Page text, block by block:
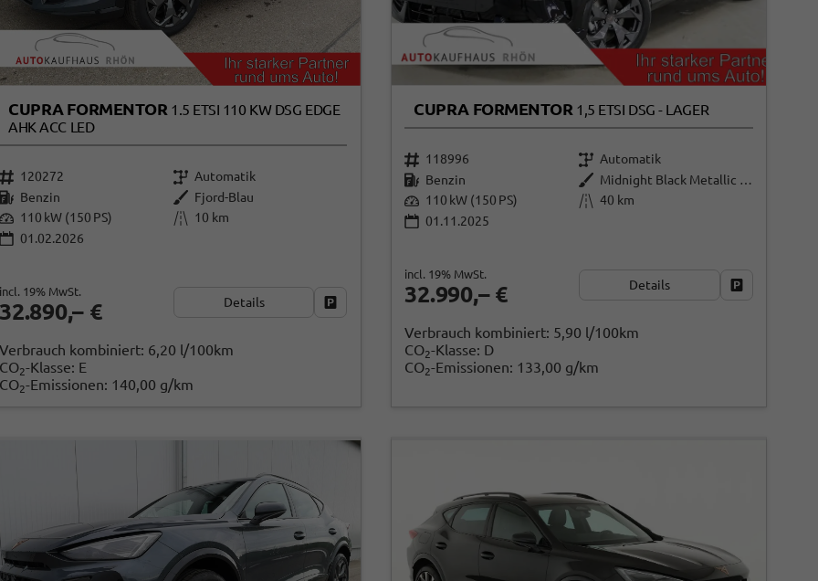
CUPRA FORMENTOR 1.5 ETSI 110 KW DSG EDGE
AHK ACC LED
120272
Automatik
Benzin
Fjord-Blau
110 kW (150 PS)
10 km
01.02.2026
32.890,– €
incl. 19% MwSt.
Details Fahrzeug parken
Verbrauch kombiniert: 6,20 l/100km
CO2-Klasse: E
CO2-Emissionen: 140,00 g/km
CUPRA FORMENTOR 1,5 ETSI DSG - LAGER
118996
Automatik
Benzin
Midnight Black Metallic (0E)
110 kW (150 PS)
40 km
01.11.2025
32.990,– €
incl. 19% MwSt.
Details
Verbrauch kombiniert: 5,90 l/100km
CO2-Klasse: D
CO2-Emissionen: 133,00 g/km